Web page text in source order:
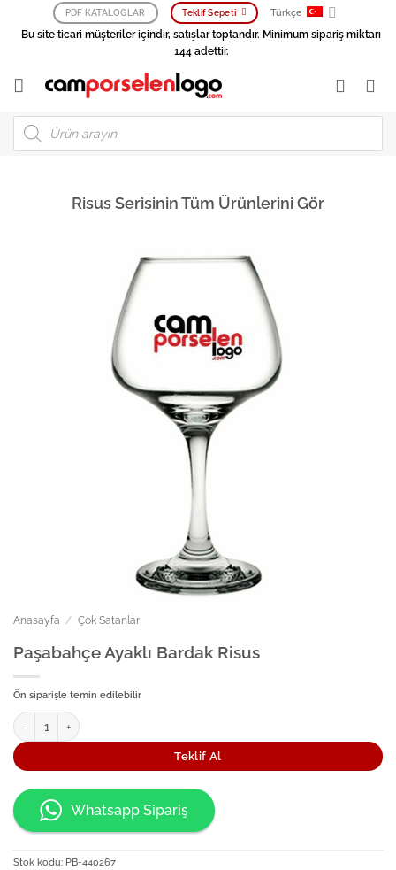
PDF KATALOGLAR Teklif Sepeti Türkçe
Bu site ticari müşteriler içindir, satışlar toptandır. Minimum sipariş miktarı
144 adettir.
Products
search
Risus Serisinin Tüm Ürünlerini Gör
Anasayfa / Çok Satanlar
Paşabahçe Ayaklı Bardak Risus
Ön siparişle temin edilebilir
Paşabahçe Ayaklı Bardak Risus adet
Teklif Al
Whatsapp Sipariş
Stok kodu: PB-440267